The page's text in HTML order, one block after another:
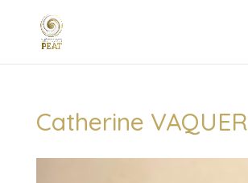
Catherine VAQUER